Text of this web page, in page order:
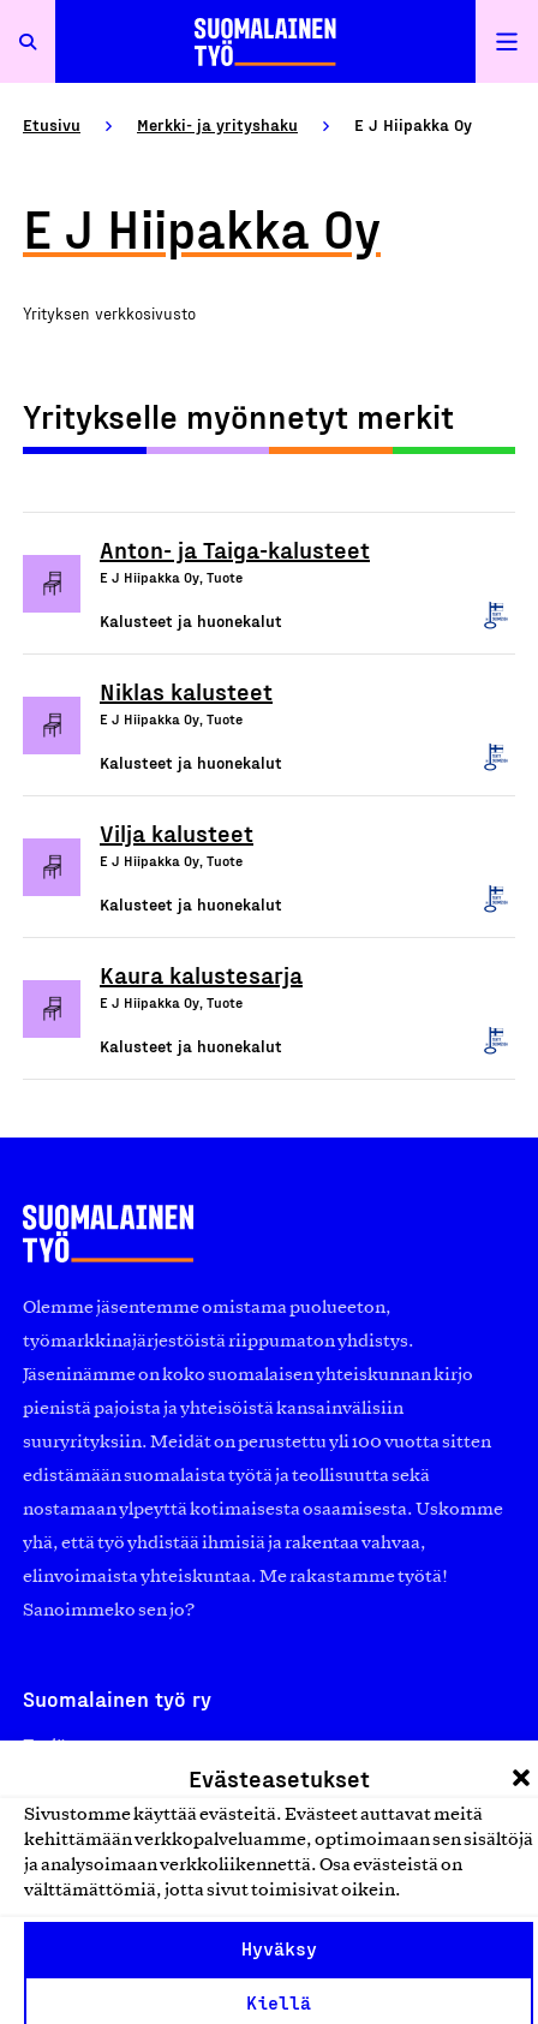
Evästeasetukset
Sivustomme käyttää evästeitä. Evästeet auttavat meitä
kehittämään verkkopalveluamme, optimoimaan sen sisältöjä
ja analysoimaan verkkoliikennettä. Osa evästeistä on
välttämättömiä, jotta sivut toimisivat oikein.
Hyväksy
Kiellä
Etusivu Merkki- ja yrityshaku E J Hiipakka Oy
E J Hiipakka Oy
Yrityksen verkkosivusto
Yritykselle myönnetyt merkit
Anton- ja Taiga-kalusteet
E J Hiipakka Oy, Tuote
Kalusteet ja huonekalut
Niklas kalusteet
E J Hiipakka Oy, Tuote
Kalusteet ja huonekalut
Vilja kalusteet
E J Hiipakka Oy, Tuote
Kalusteet ja huonekalut
Kaura kalustesarja
E J Hiipakka Oy, Tuote
Kalusteet ja huonekalut
Olemme jäsentemme omistama puolueeton,
työmarkkinajärjestöistä riippumaton yhdistys.
Jäseninämme on koko suomalaisen yhteiskunnan kirjo
pienistä pajoista ja yhteisöistä kansainvälisiin
suuryrityksiin. Meidät on perustettu yli 100 vuotta sitten
edistämään suomalaista työtä ja teollisuutta sekä
nostamaan ylpeyttä kotimaisesta osaamisesta. Uskomme
yhä, että työ yhdistää ihmisiä ja rakentaa vahvaa,
elinvoimaista yhteiskuntaa. Me rakastamme työtä!
Sanoimmeko sen jo?
Suomalainen työ ry
Finland
asiakaspalvelu@suomalainentyo.fi
laskutus@suomalainentyo.fi